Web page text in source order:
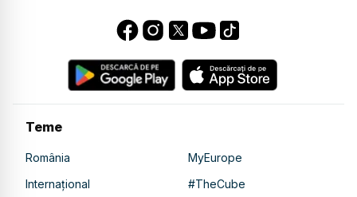
Teme
România
MyEurope
Internațional
#TheCube